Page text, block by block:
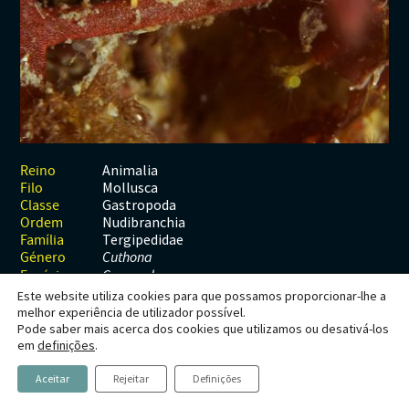
Reino
Animalia
Filo
Mollusca
Classe
Gastropoda
Ordem
Nudibranchia
Família
Tergipedidae
Género
Cuthona
Espécie C. caerulea
Cuthona caerulea
Este website utiliza cookies para que possamos proporcionar-lhe a
melhor experiência de utilizador possível.
Pode saber mais acerca dos cookies que utilizamos ou desativá-los
em definições.
Aceitar Rejeitar Definições
ContactosArtrópodes
Aracnídeos
Crustáceos
Diplópodes
Cnidários
Cordados
Anfíbios
Tunicados
Equinodermes
Angiospérmicas
Briófitas
Gimnospérmicas
Pteridófitas
Fungos
Ascomicetes
Basidiomicetes
Anelídeos
Artrópodes
Braquiópodes
Peixes
Répteis
Plantas
Gimnospérmicas
Pteridófitas
Chromista
Revista Naturae digital
Financiamento